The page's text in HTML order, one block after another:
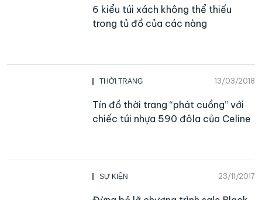
6 kiểu túi xách không thể thiếu
trong tủ đồ của các nàng
THỜI TRANG 13/03/2018
Tín đồ thời trang “phát cuồng” với
chiếc túi nhựa 590 đôla của Celine
SỰ KIỆN 23/11/2017